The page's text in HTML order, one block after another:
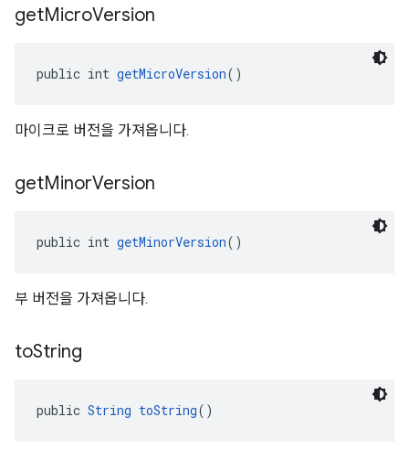
getMicroVersion
public int getMicroVersion()
마이크로 버전을 가져옵니다.
getMinorVersion
public int getMinorVersion()
부 버전을 가져옵니다.
toString
public String toString()